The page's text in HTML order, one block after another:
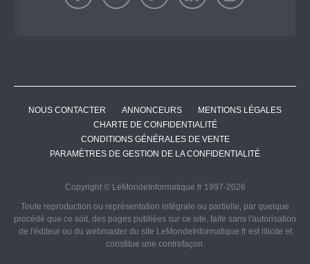
NOUS CONTACTER ANNONCEURS
MENTIONS LÉGALES
CHARTE DE CONFIDENTIALITÉ
CONDITIONS GÉNÉRALES DE VENTE
PARAMÈTRES DE GESTION DE LA CONFIDENTIALITÉ
Copyright © LeMondeInformatique.fr 1997-2026
Toute reproduction ou représentation intégrale ou partielle, par quelque
procédé que ce soit, des pages publiées sur ce site, faite sans l'autorisation
de l'éditeur ou du webmaster du site LeMondeInformatique.fr est illicite et
constitue une contrefaçon.